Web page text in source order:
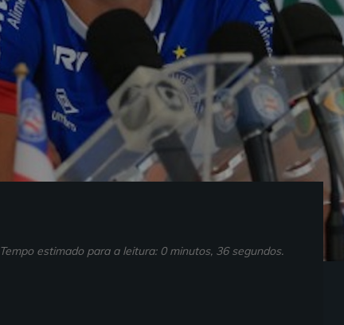
Tempo estimado para a leitura: 0 minutos, 36 segundos.